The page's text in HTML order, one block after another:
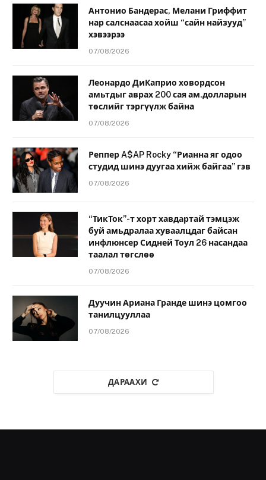
Антонио Бандерас, Мелани Гриффит
нар салснаасаа хойш “сайн найзууд”
хэвээрээ
07/08/2026
Леонардо ДиКаприо ховордсон
амьтдыг аврах 200 сая ам.долларын
төслийг тэргүүлж байна
07/08/2026
Реппер A$AP Rocky “Рианна яг одоо
студид шинэ дуугаа хийж байгаа” гэв
07/08/2026
“ТикТок”-т хорт хавдартай тэмцэж
буй амьдралаа хуваалцдаг байсан
инфлюнсер Сидней Тоул 26 насандаа
таалал төгслөө
07/08/2026
Дуучин Ариана Гранде шинэ цомгоо
танилцууллаа
07/08/2026
ДАРААХИ